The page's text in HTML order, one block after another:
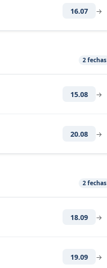
16.07 →
2 fechas
15.08 →
20.08 →
2 fechas
18.09 →
19.09 →